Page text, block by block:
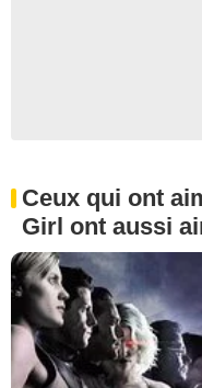
Ceux qui ont
Girl ont aussi